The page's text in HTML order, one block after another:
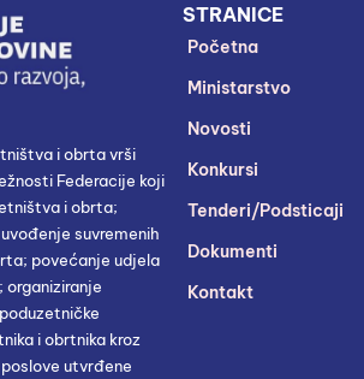
i obrta vrši
Federacije koji
i obrta;
suvremenih
povećanje udjela
organiziranje
i obrtnika kroz
utvrđene
STRANICE
Početna
Ministarstvo
Novosti
Konkursi
Tenderi/Podsticaji
Dokumenti
Kontakt